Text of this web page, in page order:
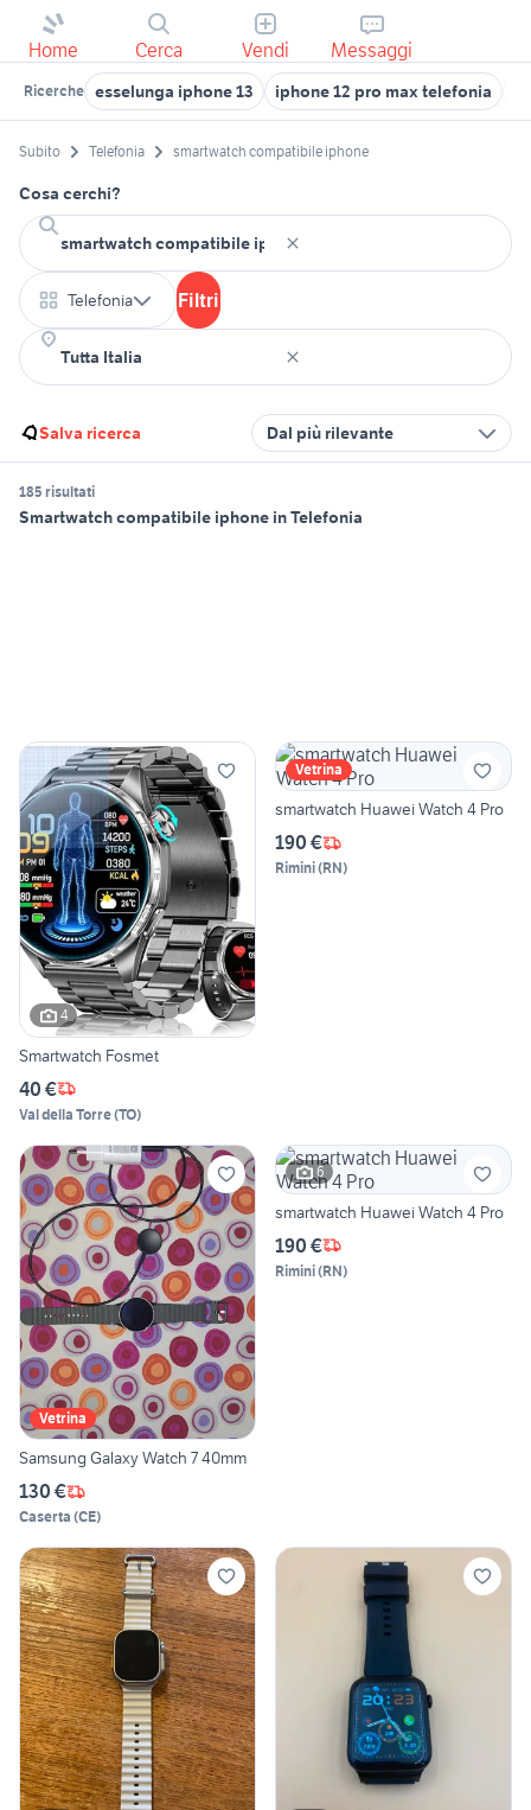
Home Cerca Vendi Messaggi
Ricerche esselunga iphone 13 iphone 12 pro max telefonia
Subito Telefonia smartwatch compatibile iphone
Cosa cerchi?
Telefonia Filtri
Salva ricerca Dal più rilevante
185 risultati
Smartwatch compatibile iphone in Telefonia
4
Smartwatch Fosmet
40 €
Val della Torre(TO)
Vetrina
smartwatch Huawei Watch 4 Pro
190 €
Rimini(RN)
Vetrina
Samsung Galaxy Watch 7 40mm
130 €
Caserta (CE)
6
smartwatch Huawei Watch 4 Pro
190 €
Rimini(RN)